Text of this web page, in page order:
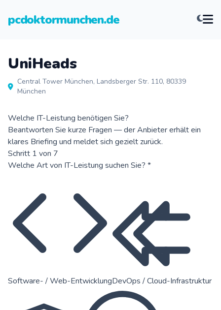
pcdoktormunchen.de
UniHeads
Central Tower München, Landsberger Str. 110, 80339
München
Welche IT-Leistung benötigen Sie?
Beantworten Sie kurze Fragen — der Anbieter erhält ein
klares Briefing und meldet sich gezielt zurück.
Schritt 1 von 7
Welche Art von IT-Leistung suchen Sie? *
Software- / Web-EntwicklungDevOps / Cloud-Infrastruktur